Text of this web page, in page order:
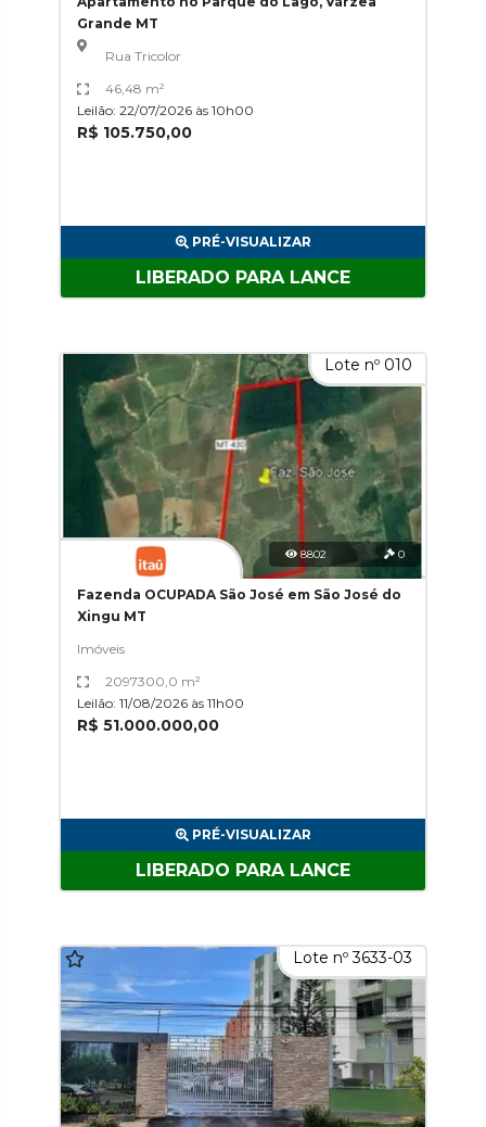
Grande MT
Rua Tricolor
46,48 m²
Leilão: 22/07/2026 às 10h00
R$ 105.750,00
PRÉ-VISUALIZAR
LIBERADO PARA LANCE
Lote nº 010
8802 0
Fazenda OCUPADA São José em São José do
Xingu MT
Imóveis
2097300,0 m²
Leilão: 11/08/2026 às 11h00
R$ 51.000.000,00
PRÉ-VISUALIZAR
LIBERADO PARA LANCE
Lote nº 3633-03